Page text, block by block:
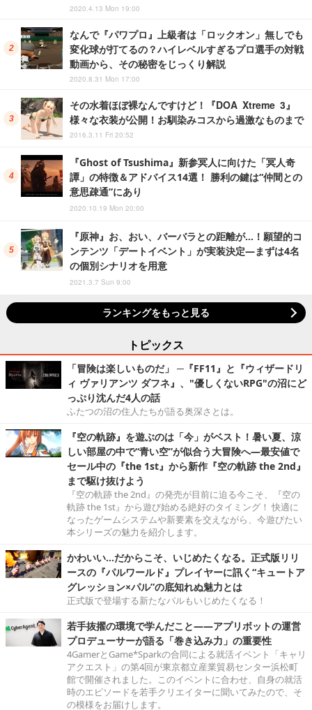
2020.4.13 Mon 19:00
なんで『パワプロ』上級者は「ロックオン」無しでも
変化球が打てるの？ハイレベルすぎるプロ選手の対戦
動画から、その秘密をじっくり解説
2020.8.31 Mon 17:00
その水着ほぼ裸なんですけど！『DOA Xtreme 3』
様々な衣装が公開！お馴染みコスから過激なものまで
2016.3.11 Fri 20:52
『Ghost of Tsushima』新参冥人に向けた「冥人奇
譚」の特徴＆アドバイス14選！ 勝利の鍵は“仲間との
意思疎通”にあり
2020.10.19 Mon 20:00
『原神』お、おい、バーバラとの距離が…！願望的コ
ンテンツ「デートイベント」が実装決定―まずは4名
の個別シナリオを用意
2021.3.7 Sun 9:00
ランキングをもっと見る
トピックス
「冒険は楽しいものだ」 ─『FF11』と『ウィザードリ
ィ ヴァリアンツ ダフネ』、"優しくないRPG"の沼にど
っぷり沈んだ4人の話
ふたつの沼の住人たちが語る奥深さとは。
『空の軌跡』を遊ぶのは「今」がベスト！暑い夏、涼
しい部屋の中で“青い空”が似合う大冒険へ―最安値で
セール中の『the 1st』から新作『空の軌跡 the 2nd』
まで駆け抜けよう
『空の軌跡 the 2nd』の発売が目前に迫る今こそ、『空の
軌跡 the 1st』から遊び始める絶好のタイミング！ 快適に
なったゲームシステムや新要素を交えながら、今遊びたい
本シリーズの魅力を紹介します。
かわいい…だからこそ、いじめたくなる。正式版リリ
ースの『パルワールド』プレイヤーに訊く“キュートア
グレッション×パル”の底知れぬ魅力とは
正式版で登場する新たなパルもいじめたくなる！
若手抜擢の環境で学んだこと――アプリボットの運営
プロデューサーが語る「巻き込み力」の重要性
4GamerとGame*Sparkの合同による就活イベント「キャリ
アクエスト」の第4回が東京都立産業貿易センター浜松町
館で開催されました。このイベントに合わせ、自身の就活
時のエピソードを若手クリエイターに聞いてみたので、そ
の模様をお届けします。